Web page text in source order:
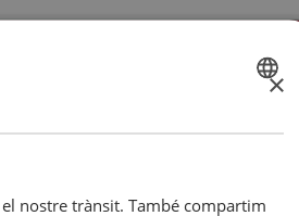
SPANISH
×
nostre trànsit. També compartim